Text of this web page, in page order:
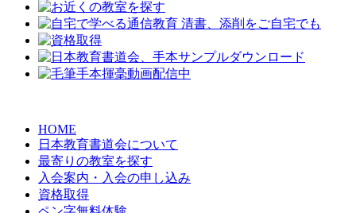
HOME
日本教育書道会について
最寄りの教室を探す
入会案内・入会の申し込み
資格取得